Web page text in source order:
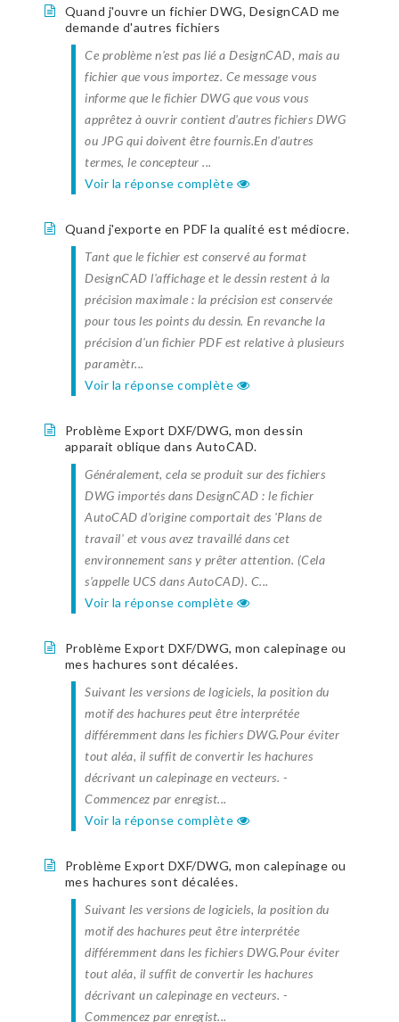
Quand j'ouvre un fichier DWG, DesignCAD me
demande d'autres fichiers
Ce problème n'est pas lié a DesignCAD, mais au
fichier que vous importez. Ce message vous
informe que le fichier DWG que vous vous
apprêtez à ouvrir contient d'autres fichiers DWG
ou JPG qui doivent être fournis.En d'autres
termes, le concepteur ...
Voir la réponse complète
Quand j'exporte en PDF la qualité est médiocre.
Tant que le fichier est conservé au format
DesignCAD l'affichage et le dessin restent à la
précision maximale : la précision est conservée
pour tous les points du dessin. En revanche la
précision d'un fichier PDF est relative à plusieurs
paramètr...
Voir la réponse complète
Problème Export DXF/DWG, mon dessin
apparait oblique dans AutoCAD.
Généralement, cela se produit sur des fichiers
DWG importés dans DesignCAD : le fichier
AutoCAD d'origine comportait des 'Plans de
travail' et vous avez travaillé dans cet
environnement sans y prêter attention. (Cela
s'appelle UCS dans AutoCAD). C...
Voir la réponse complète
Problème Export DXF/DWG, mon calepinage ou
mes hachures sont décalées.
Suivant les versions de logiciels, la position du
motif des hachures peut être interprétée
différemment dans les fichiers DWG.Pour éviter
tout aléa, il suffit de convertir les hachures
décrivant un calepinage en vecteurs. -
Commencez par enregist...
Voir la réponse complète
Problème Export DXF/DWG, mon calepinage ou
mes hachures sont décalées.
Suivant les versions de logiciels, la position du
motif des hachures peut être interprétée
différemment dans les fichiers DWG.Pour éviter
tout aléa, il suffit de convertir les hachures
décrivant un calepinage en vecteurs. -
Commencez par enregist...